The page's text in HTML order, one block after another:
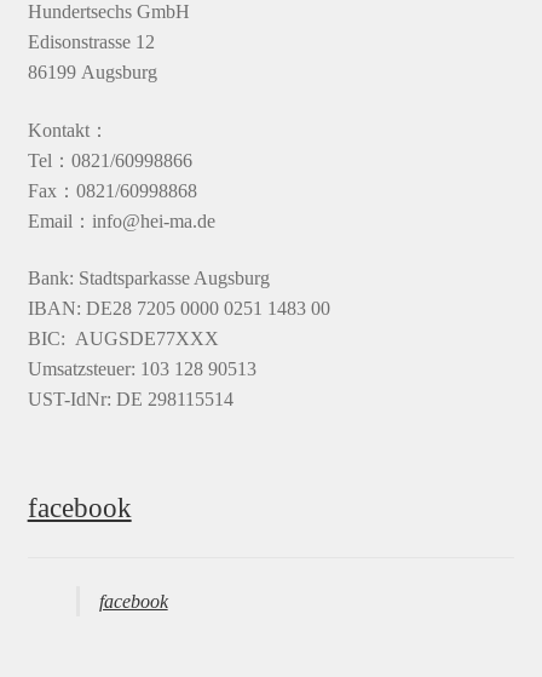
Hundertsechs GmbH
Edisonstrasse 12
86199 Augsburg
Kontakt：
Tel：0821/60998866
Fax：0821/60998868
Email：info@hei-ma.de
Bank: Stadtsparkasse Augsburg
IBAN: DE28 7205 0000 0251 1483 00
BIC: AUGSDE77XXX
Umsatzsteuer: 103 128 90513
UST-IdNr: DE 298115514
facebook
facebook